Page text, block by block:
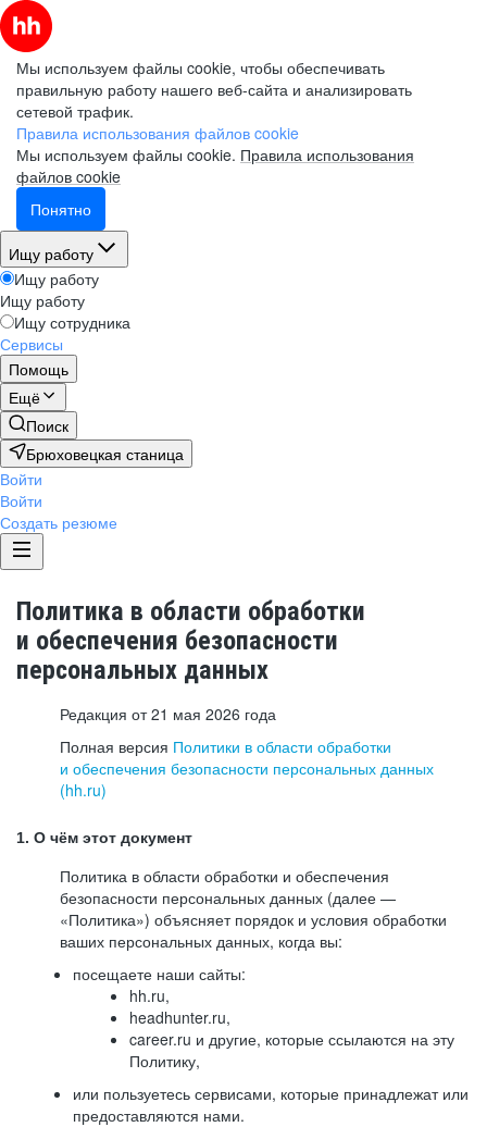
Мы используем файлы cookie, чтобы обеспечивать
правильную работу нашего веб-сайта и анализировать
сетевой трафик.
Правила использования файлов cookie
Мы используем файлы cookie. Правила использования
файлов cookie
Понятно
Ищу работу
Ищу работу
Ищу работу
Ищу сотрудника
Сервисы
Помощь
Ещё
Поиск
Брюховецкая станица
Войти
Войти
Создать резюме
Политика в области обработки
и обеспечения безопасности
персональных данных
Редакция от 21 мая 2026 года
Полная версия Политики в области обработки
и обеспечения безопасности персональных данных
(hh.ru)
1. О чём этот документ
Политика в области обработки и обеспечения
безопасности персональных данных (далее —
«Политика») объясняет порядок и условия обработки
ваших персональных данных, когда вы:
посещаете наши сайты:
hh.ru,
headhunter.ru,
career.ru и другие, которые ссылаются на эту
Политику,
или пользуетесь сервисами, которые принадлежат или
предоставляются нами.